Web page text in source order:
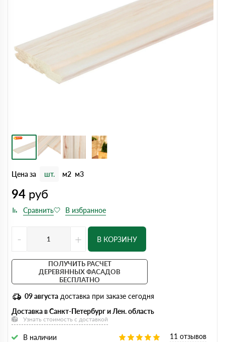
Цена за шт. м2 м3
94 руб
- + В КОРЗИНУ
ПОЛУЧИТЬ РАСЧЕТ
ДЕРЕВЯННЫХ ФАСАДОВ
БЕСПЛАТНО
09 августа доставка при заказе сегодня
Доставка в Санкт-Петербург и Лен. область
Узнать стоимость с доставкой
В наличии 11 отзывов